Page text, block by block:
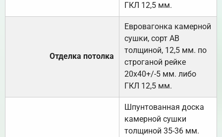
ГКЛ 12,5 мм.
Отделка потолка
Евровагонка камерной
сушки, сорт АВ
толщиной, 12,5 мм. по
строганой рейке
20х40+/-5 мм. либо
ГКЛ 12,5 мм.
Шпунтованная доска
камерной сушки
толщиной 35-36 мм.